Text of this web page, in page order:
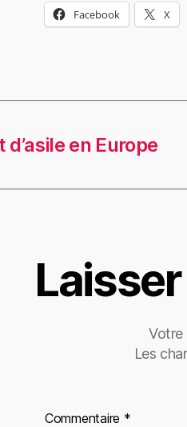
Facebook X
en Europe
Votre
Les
Commentaire *